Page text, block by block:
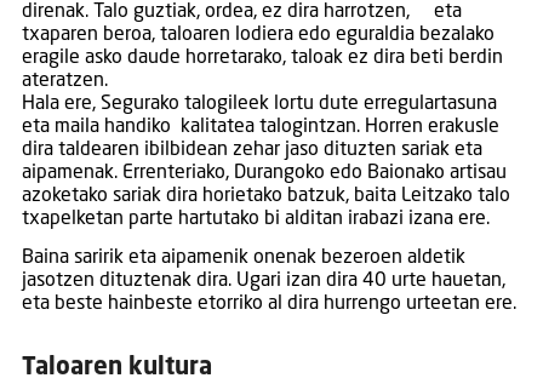
direnak. Talo guztiak, ordea, ez dira harrotzen, eta
txaparen beroa, taloaren lodiera edo eguraldia bezalako
eragile asko daude horretarako, taloak ez dira beti berdin
ateratzen.
Hala ere, Segurako talogileek lortu dute erregulartasuna
eta maila handiko kalitatea talogintzan. Horren erakusle
dira taldearen ibilbidean zehar jaso dituzten sariak eta
aipamenak. Errenteriako, Durangoko edo Baionako artisau
azoketako sariak dira horietako batzuk, baita Leitzako talo
txapelketan parte hartutako bi alditan irabazi izana ere.
Baina saririk eta aipamenik onenak bezeroen aldetik
jasotzen dituztenak dira. Ugari izan dira 40 urte hauetan,
eta beste hainbeste etorriko al dira hurrengo urteetan ere.
Taloaren kultura